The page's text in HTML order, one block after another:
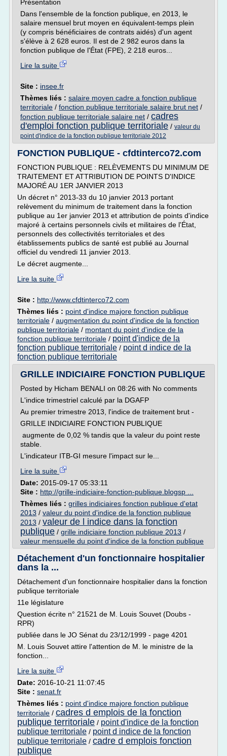
Présentation
Dans l'ensemble de la fonction publique, en 2013, le
salaire mensuel brut moyen en équivalent-temps plein
(y compris bénéficiaires de contrats aidés) d'un agent
s'élève à 2 628 euros. Il est de 2 982 euros dans la
fonction publique de l'État (FPE), 2 218 euros...
Lire la suite
Site : insee.fr
Thèmes liés : salaire moyen cadre a fonction publique
territoriale / fonction publique territoriale salaire brut net /
fonction publique territoriale salaire net / cadres
d'emploi fonction publique territoriale / valeur du
point d'indice de la fonction publique territoriale 2012
FONCTION PUBLIQUE - cfdtinterco72.com
FONCTION PUBLIQUE : RELÈVEMENTS DU MINIMUM DE
TRAITEMENT ET ATTRIBUTION DE POINTS D'INDICE
MAJORÉ AU 1ER JANVIER 2013
Un décret n° 2013-33 du 10 janvier 2013 portant
relèvement du minimum de traitement dans la fonction
publique au 1er janvier 2013 et attribution de points d'indice
majoré à certains personnels civils et militaires de l'État,
personnels des collectivités territoriales et des
établissements publics de santé est publié au Journal
officiel du vendredi 11 janvier 2013.
Le décret augmente...
Lire la suite
Site : http://www.cfdtinterco72.com
Thèmes liés : point d'indice majore fonction publique
territoriale / augmentation du point d'indice de la fonction
publique territoriale / montant du point d'indice de la
fonction publique territoriale / point d'indice de la
fonction publique territoriale / point d indice de la
fonction publique territoriale
GRILLE INDICIAIRE FONCTION PUBLIQUE
Posted by Hicham BENALI on 08:26 with No comments
L'indice trimestriel calculé par la DGAFP
Au premier trimestre 2013, l'indice de traitement brut -
GRILLE INDICIAIRE FONCTION PUBLIQUE
augmente de 0,02 % tandis que la valeur du point reste
stable.
L'indicateur ITB-GI mesure l'impact sur le...
Lire la suite
Date: 2015-09-17 05:33:11
Site : http://grille-indiciaire-fonction-publique.blogsp ...
Thèmes liés : grilles indiciaires fonction publique d'etat
2013 / valeur du point d'indice de la fonction publique
2013 / valeur de l indice dans la fonction
publique / grille indiciaire fonction publique 2013 /
valeur mensuelle du point d'indice de la fonction publique
Détachement d'un fonctionnaire hospitalier
dans la ...
Détachement d'un fonctionnaire hospitalier dans la fonction
publique territoriale
11e législature
Question écrite n° 21521 de M. Louis Souvet (Doubs -
RPR)
publiée dans le JO Sénat du 23/12/1999 - page 4201
M. Louis Souvet attire l'attention de M. le ministre de la
fonction...
Lire la suite
Date: 2016-10-21 11:07:45
Site : senat.fr
Thèmes liés : point d'indice majore fonction publique
territoriale / cadres d emplois de la fonction
publique territoriale / point d'indice de la fonction
publique territoriale / point d indice de la fonction
publique territoriale / cadre d emplois fonction
publique